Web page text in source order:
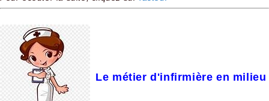
Le métier d'infirmière en milieu